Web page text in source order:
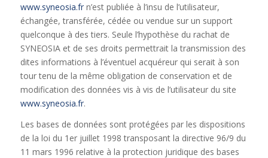
www.syneosia.frn’est publiée à l’insu de l’utilisateur,
échangée, transférée, cédée ou vendue sur un support
quelconque à des tiers. Seule l’hypothèse du rachat de
SYNEOSIA et de ses droits permettrait la transmission des
dites informations à l’éventuel acquéreur qui serait à son
tour tenu de la même obligation de conservation et de
modification des données vis à vis de l’utilisateur du site
www.syneosia.fr.
Les bases de données sont protégées par les dispositions
de la loi du 1er juillet 1998 transposant la directive 96/9 du
11 mars 1996 relative à la protection juridique des bases